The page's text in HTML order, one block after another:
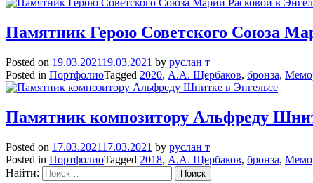
Памятник Герою Советского Союза
Posted on 19.03.202119.03.2021 by руслан т
Posted in ПортфолиоTagged 2020, А.А. Щербаков, бронза,
Памятник композитору Альфреду
Posted on 17.03.202117.03.2021 by руслан т
Posted in ПортфолиоTagged 2018, А.А. Щербаков, бронза,
Найти: